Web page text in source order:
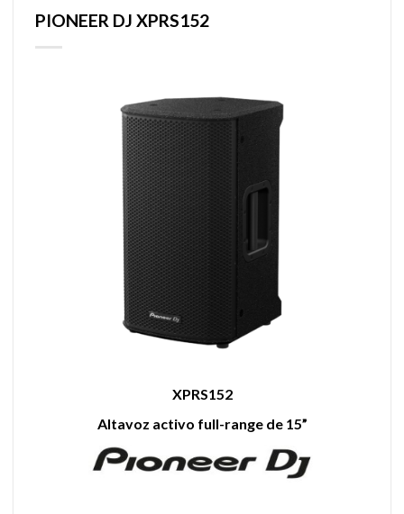
PIONEER DJ XPRS152
XPRS152
Altavoz activo full-range de 15”